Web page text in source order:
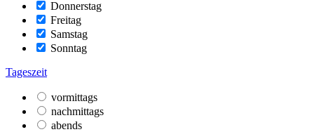
Donnerstag
Freitag
Samstag
Sonntag
Tageszeit
vormittags
nachmittags
abends